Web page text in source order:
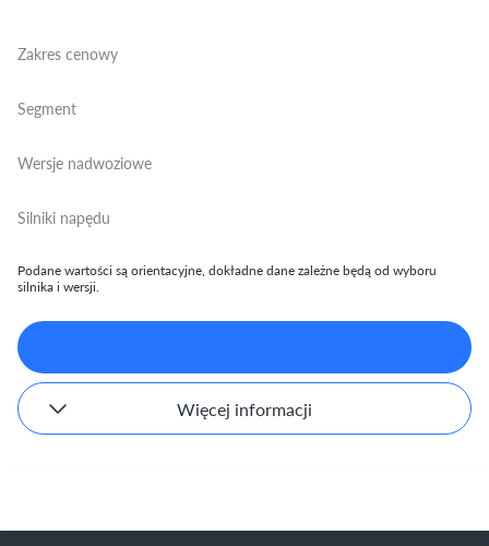
Zakres cenowy
Segment
Wersje nadwoziowe
Silniki napędu
Podane wartości są orientacyjne, dokładne dane zależne będą od wyboru
silnika i wersji.
Więcej informacji